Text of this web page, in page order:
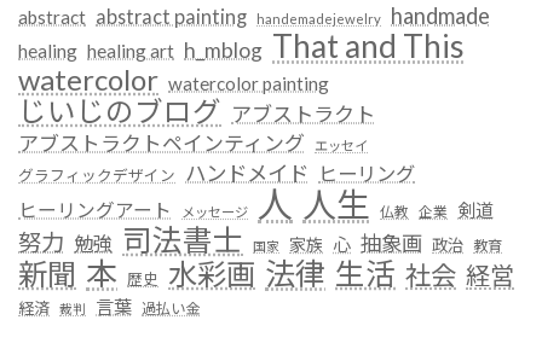
abstract abstract painting handemadejewelry handmade
healing healing art h_mblog That and This
watercolor watercolor painting
じいじのブログ アブストラクト
アブストラクトペインティング
エッセイ
グラフィックデザイン ハンドメイド ヒーリング
ヒーリングアート メッセージ 人 人生 仏教 企業 剣道
努力 勉強 司法書士 国家 家族 心 抽象画 政治 教育
新聞 本 歴史 水彩画 法律 生活 社会 経営
経済 裁判 言葉 過払い金